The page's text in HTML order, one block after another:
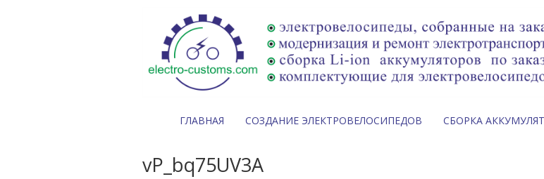
ГЛАВНАЯ СОЗДАНИЕ ЭЛЕКТРОВЕЛОСИПЕДОВ СБОРКА
vP_bq75UV3A